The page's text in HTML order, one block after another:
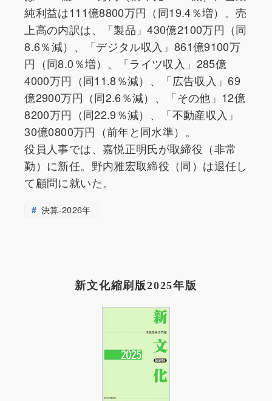
純利益は111億8800万円（同19.4％増）。売
上高の内訳は、「製品」430億2100万円（同
8.6％減）、「デジタル収入」861億9100万
円（同8.0％増）、「ライツ収入」285億
4000万円（同11.8％減）、「広告収入」69
億2900万円（同2.6％減）、「その他」12億
8200万円（同22.9％減）、「不動産収入」
30億0800万円（前年と同水準）。
役員人事では、嘉悦正明氏が取締役（非常
勤）に新任。野内雅宏取締役（同）は退任し
て顧問に就いた。
決算-2026年
新文化縮刷版2025年版